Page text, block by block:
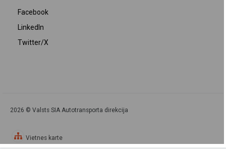
Facebook
LinkedIn
Twitter/X
2026 © Valsts SIA Autotransporta direkcija
Vietnes karte